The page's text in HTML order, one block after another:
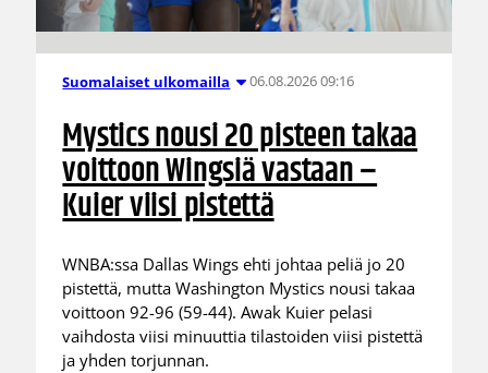
Suomalaiset ulkomailla 06.08.2026 09:16
Mystics nousi 20 pisteen takaa
voittoon Wingsiä vastaan –
Kuier viisi pistettä
WNBA:ssa Dallas Wings ehti johtaa peliä jo 20
pistettä, mutta Washington Mystics nousi takaa
voittoon 92-96 (59-44). Awak Kuier pelasi
vaihdosta viisi minuuttia tilastoiden viisi pistettä
ja yhden torjunnan.